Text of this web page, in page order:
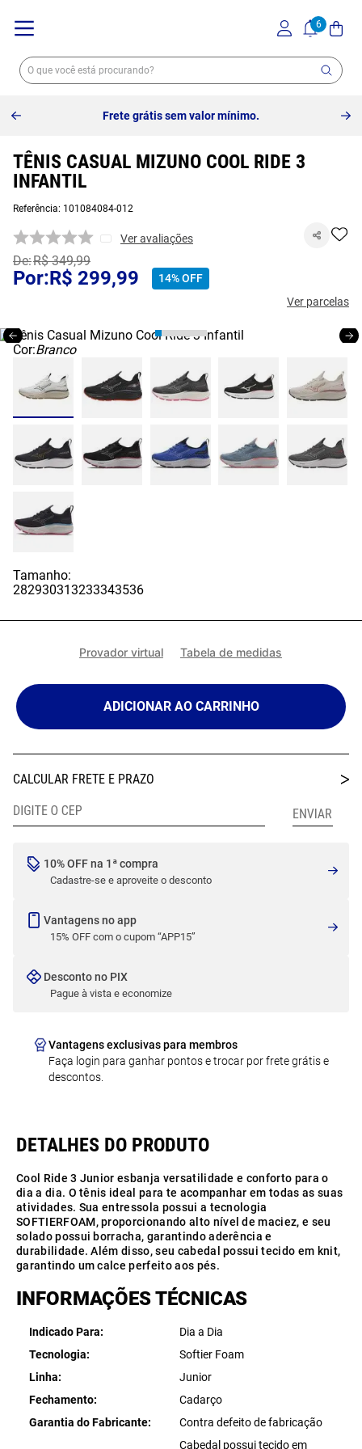
Frete grátis sem valor mínimo.
TÊNIS CASUAL MIZUNO COOL RIDE 3
INFANTIL
Referência: 101084084-012
Ver avaliações
R$ 349,99
R$ 299,99 14%OFF
Ver parcelas
Cor:Branco
Tamanho:
282930313233343536
Provador virtual Tabela de medidas
ADICIONAR AO CARRINHO
10% OFF na 1ª compra
Cadastre-se e aproveite o desconto
Vantagens no app
15% OFF com o cupom “APP15”
Desconto no PIX
Pague à vista e economize
Vantagens exclusivas para membros
Faça login para ganhar pontos e trocar por frete grátis e
descontos.
Cool Ride 3 Junior esbanja versatilidade e conforto para o
dia a dia. O tênis ideal para te acompanhar em todas as suas
atividades. Sua entressola possui a tecnologia
SOFTIERFOAM, proporcionando alto nível de maciez, e seu
solado possui borracha, garantindo aderência e
durabilidade. Além disso, seu cabedal possui tecido em knit,
garantindo um calce perfeito aos pés.
INFORMAÇÕES TÉCNICAS
Indicado Para
Dia a Dia
Tecnologia
Softier Foam
Linha
Junior
Fechamento
Cadarço
Garantia do Fabricante
Contra defeito de fabricação
Cabedal possui tecido em